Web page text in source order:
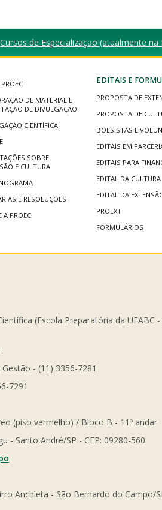
Cursos de Especialização (atualmente na
DE MATERIAL E
DE DIVULGAÇÃO
CIENTÍFICA
SOBRE
E CULTURA
E RESOLUÇÕES
A PROEC
EDITAIS E
PROPOSTA DE
PROPOSTA DE
BOLSISTAS E
EDITAIS EM
EDITAIS PARA
EDITAL DA
EDITAL DA
PROEXT
FORMULÁRIOS
(Escola Preparatória da UFABC
- (11) 3356-7281
7291
(piso vermelho) / Bloco B - 11º andar
- Santo André/SP - CEP: 09280-560
Anchieta - São Bernardo do Campo/